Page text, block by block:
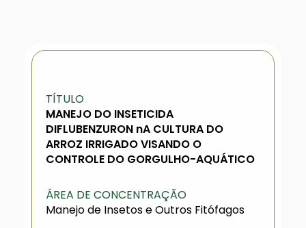
TÍTULO
MANEJO DO INSETICIDA
DIFLUBENZURON nA CULTURA DO
ARROZ IRRIGADO VISANDO O
CONTROLE DO GORGULHO-AQUÁTICO
ÁREA DE CONCENTRAÇÃO
Manejo de Insetos e Outros Fitófagos